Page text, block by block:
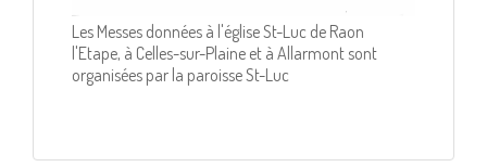
Les Messes données à l'église St-Luc de Raon
l'Etape, à Celles-sur-Plaine et à Allarmont sont
organisées par la paroisse St-Luc